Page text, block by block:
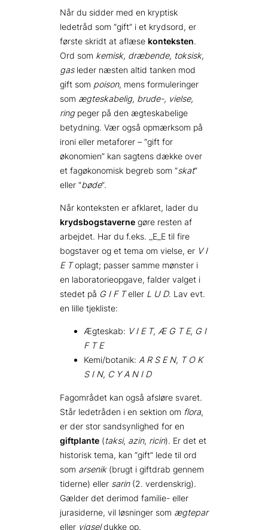
Når du sidder med en kryptisk
ledetråd som “gift” i et krydsord, er
første skridt at aflæse konteksten.
Ord som kemisk, dræbende, toksisk,
gasleder næsten altid tanken mod
gift som poison, mens formuleringer
som ægteskabelig, brude-, vielse,
ringpeger på den ægteskabelige
betydning. Vær også opmærksom på
ironi eller metaforer – “gift for
økonomien” kan sagtens dække over
et fag­økonomisk begreb som “skat”
eller “bøde”.
Når konteksten er afklaret, lader du
krydsbogstaverne gøre resten af
arbejdet. Har du f.eks. _E_E til fire
bogstaver og et tema om vielse, er V I
E Toplagt; passer samme mønster i
en laboratorie­opgave, falder valget i
stedet på G I F Teller L U D. Lav evt.
en lille tjekliste:
Ægteskab: V I E T, Æ G T E, G I
F T E
Kemi/botanik: A R S E N, T O K
S I N, C Y A N I D
Fagområdet kan også afsløre svaret.
Står ledetråden i en sektion om flora,
er der stor sandsynlighed for en
giftplante (taksi, azin, ricin). Er det et
historisk tema, kan “gift” lede til ord
som arsenik(brugt i giftdrab gennem
tiderne) eller sarin(2. verdenskrig).
Gælder det derimod familie- eller
jurasiderne, vil løsninger som ægtepar
eller vigseldukke op.